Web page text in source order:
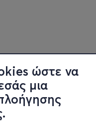
ώστε να
μια